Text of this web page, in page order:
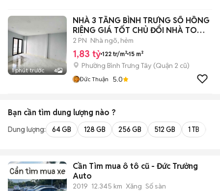
1 phút trước 4
NHÀ 3 TẦNG BÌNH TRƯNG SỔ HỒNG
RIÊNG GIÁ TỐT CHỦ ĐỔI NHÀ TO
BÁN NHANH
2 PN Nhà ngõ, hẻm
1,83 tỷ 122 tr/m² 15 m²
Phường Bình Trưng Tây (Quận 2 cũ)
Đức Thuận 5.0
Bạn cần tìm dung lượng nào ?
Dung lượng: 64 GB 128 GB 256 GB 512 GB 1 TB
Cần Tìm mua ô tô cũ - Đức Trưởng
Auto
2019 12.345 km Xăng Số sàn